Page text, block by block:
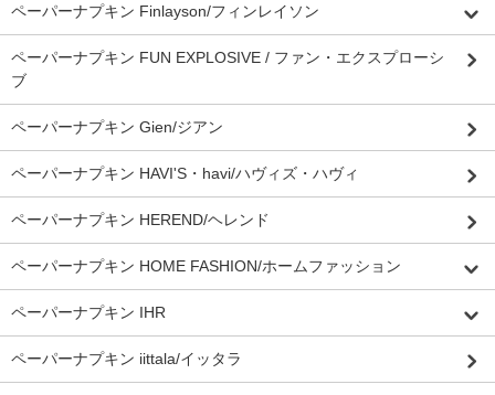
ペーパーナプキン Finlayson/フィンレイソン
ペーパーナプキン FUN EXPLOSIVE / ファン・エクスプローシ
ブ
ペーパーナプキン Gien/ジアン
ペーパーナプキン HAVI'S・havi/ハヴィズ・ハヴィ
ペーパーナプキン HEREND/ヘレンド
ペーパーナプキン HOME FASHION/ホームファッション
ペーパーナプキン IHR
ペーパーナプキン iittala/イッタラ